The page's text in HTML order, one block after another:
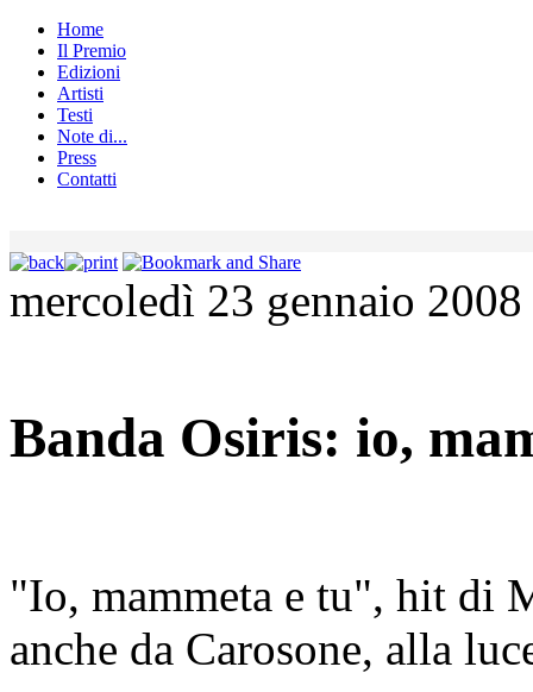
Home
Il Premio
Edizioni
Artisti
Testi
Note di...
Press
Contatti
mercoledì 23 gennaio 2008
Banda Osiris: io,
"Io, mammeta e tu", hit di
anche da Carosone, alla